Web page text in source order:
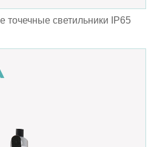
точечные светильники IP65